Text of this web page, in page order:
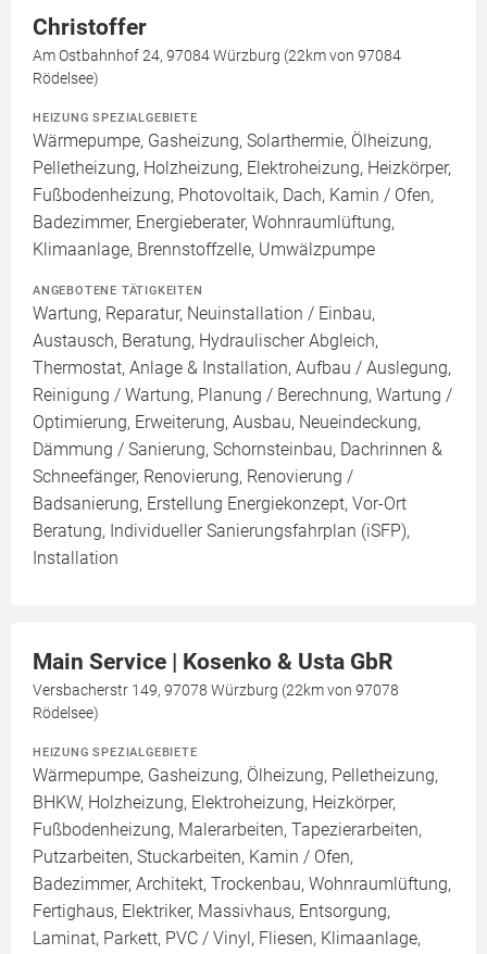
Christoffer
Am Ostbahnhof 24, 97084 Würzburg (22km von 97084
Rödelsee)
HEIZUNG SPEZIALGEBIETE
Wärmepumpe, Gasheizung, Solarthermie, Ölheizung,
Pelletheizung, Holzheizung, Elektroheizung, Heizkörper,
Fußbodenheizung, Photovoltaik, Dach, Kamin / Ofen,
Badezimmer, Energieberater, Wohnraumlüftung,
Klimaanlage, Brennstoffzelle, Umwälzpumpe
ANGEBOTENE TÄTIGKEITEN
Wartung, Reparatur, Neuinstallation / Einbau,
Austausch, Beratung, Hydraulischer Abgleich,
Thermostat, Anlage & Installation, Aufbau / Auslegung,
Reinigung / Wartung, Planung / Berechnung, Wartung /
Optimierung, Erweiterung, Ausbau, Neueindeckung,
Dämmung / Sanierung, Schornsteinbau, Dachrinnen &
Schneefänger, Renovierung, Renovierung /
Badsanierung, Erstellung Energiekonzept, Vor-Ort
Beratung, Individueller Sanierungsfahrplan (iSFP),
Installation
Main Service | Kosenko & Usta GbR
Versbacherstr 149, 97078 Würzburg (22km von 97078
Rödelsee)
HEIZUNG SPEZIALGEBIETE
Wärmepumpe, Gasheizung, Ölheizung, Pelletheizung,
BHKW, Holzheizung, Elektroheizung, Heizkörper,
Fußbodenheizung, Malerarbeiten, Tapezierarbeiten,
Putzarbeiten, Stuckarbeiten, Kamin / Ofen,
Badezimmer, Architekt, Trockenbau, Wohnraumlüftung,
Fertighaus, Elektriker, Massivhaus, Entsorgung,
Laminat, Parkett, PVC / Vinyl, Fliesen, Klimaanlage,